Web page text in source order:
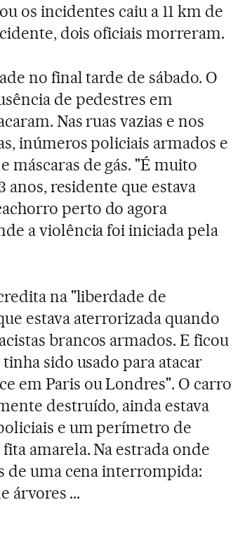
os incidentes caiu a 11 km de
dois oficiais morreram.
no final tarde de sábado. O
de pedestres em
Nas ruas vazias e nos
inúmeros policiais armados e
máscaras de gás. "É muito
anos, residente que estava
perto do agora
a violência foi iniciada pela
na "liberdade de
estava aterrorizada quando
brancos armados. E ficou
sido usado para atacar
em Paris ou Londres". O carro
destruído, ainda estava
e um perímetro de
amarela. Na estrada onde
de uma cena interrompida:
árvores ...